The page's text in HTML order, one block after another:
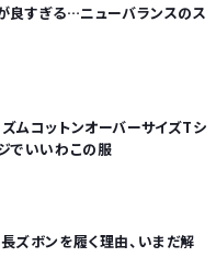
良すぎる…ニューバランスのス
ムコットンオーバーサイズTシ
でいいわこの服
ズボンを履く理由、いまだ解